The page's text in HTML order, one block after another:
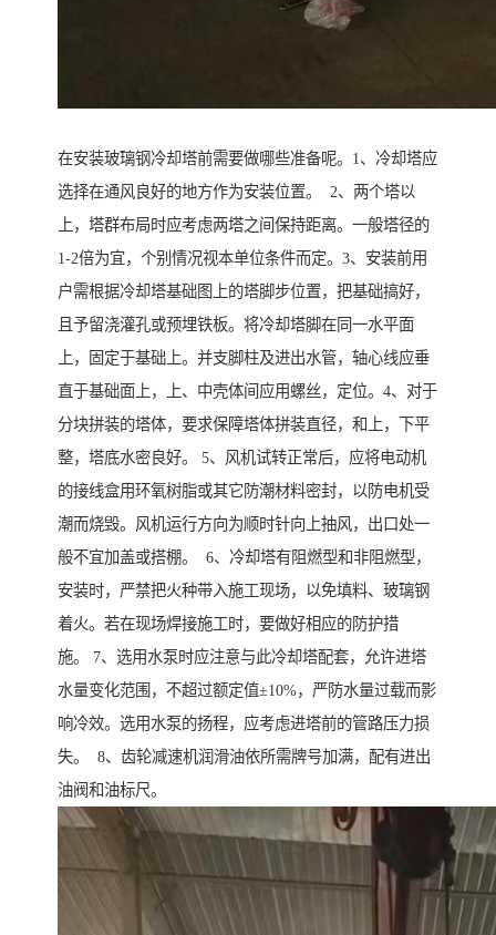
在安装玻璃钢冷却塔前需要做哪些准备呢。1、冷却塔应
选择在通风良好的地方作为安装位置。 2、两个塔以
上，塔群布局时应考虑两塔之间保持距离。一般塔径的
1-2倍为宜，个别情况视本单位条件而定。3、安装前用
户需根据冷却塔基础图上的塔脚步位置，把基础搞好，
且予留浇灌孔或预埋铁板。将冷却塔脚在同一水平面
上，固定于基础上。并支脚柱及进出水管，轴心线应垂
直于基础面上，上、中壳体间应用螺丝，定位。4、对于
分块拼装的塔体，要求保障塔体拼装直径，和上，下平
整，塔底水密良好。 5、风机试转正常后，应将电动机
的接线盒用环氧树脂或其它防潮材料密封，以防电机受
潮而烧毁。风机运行方向为顺时针向上抽风，出口处一
般不宜加盖或搭棚。 6、冷却塔有阻燃型和非阻燃型，
安装时，严禁把火种带入施工现场，以免填料、玻璃钢
着火。若在现场焊接施工时，要做好相应的防护措
施。 7、选用水泵时应注意与此冷却塔配套，允许进塔
水量变化范围，不超过额定值±10%，严防水量过载而影
响冷效。选用水泵的扬程，应考虑进塔前的管路压力损
失。 8、齿轮减速机润滑油依所需牌号加满，配有进出
油阀和油标尺。